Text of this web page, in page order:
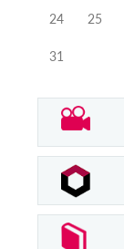
24 25
31